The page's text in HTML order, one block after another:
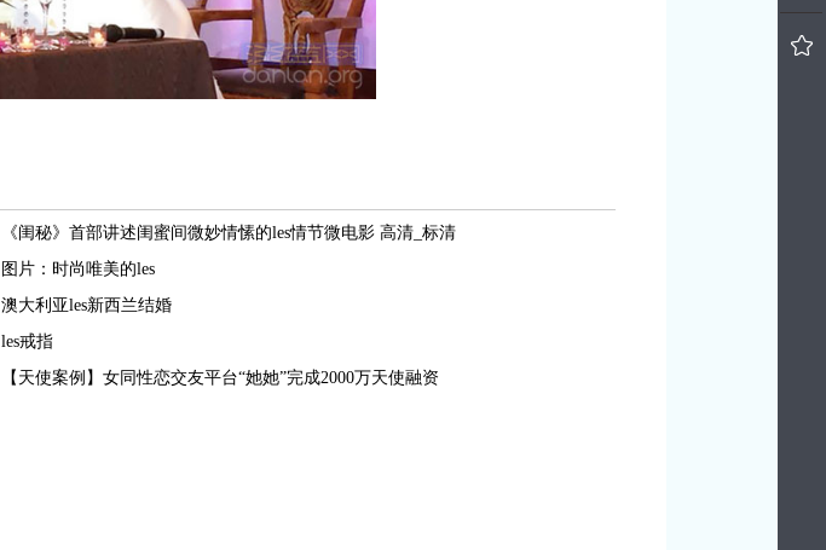
《闺秘》首部讲述闺蜜间微妙情愫的les情节微电影 高清_标清
图片：时尚唯美的les
澳大利亚les新西兰结婚
les戒指
【天使案例】女同性恋交友平台“她她”完成2000万天使融资